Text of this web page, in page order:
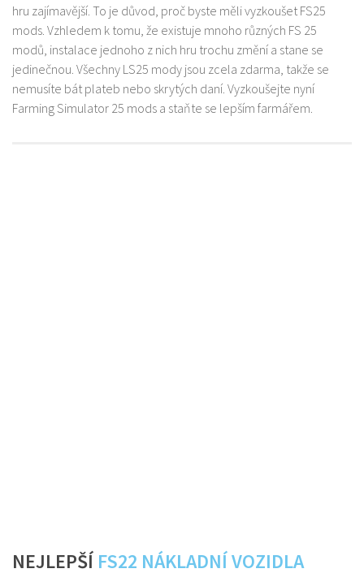
hru zajímavější. To je důvod, proč byste měli vyzkoušet FS25
mods. Vzhledem k tomu, že existuje mnoho různých FS 25
modů, instalace jednoho z nich hru trochu změní a stane se
jedinečnou. Všechny LS25 mody jsou zcela zdarma, takže se
nemusíte bát plateb nebo skrytých daní. Vyzkoušejte nyní
Farming Simulator 25 mods a staňte se lepším farmářem.
NEJLEPŠÍ FS22 NÁKLADNÍ VOZIDLA